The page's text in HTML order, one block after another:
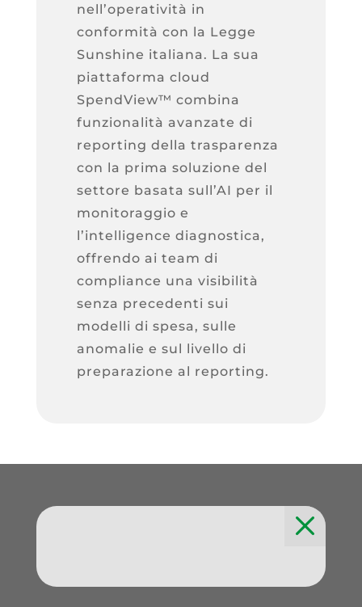
nell’operatività in
conformità con la Legge
Sunshine italiana. La sua
piattaforma cloud
SpendView™ combina
funzionalità avanzate di
reporting della trasparenza
con la prima soluzione del
settore basata sull’AI per il
monitoraggio e
l’intelligence diagnostica,
offrendo ai team di
compliance una visibilità
senza precedenti sui
modelli di spesa, sulle
anomalie e sul livello di
preparazione al reporting.
M